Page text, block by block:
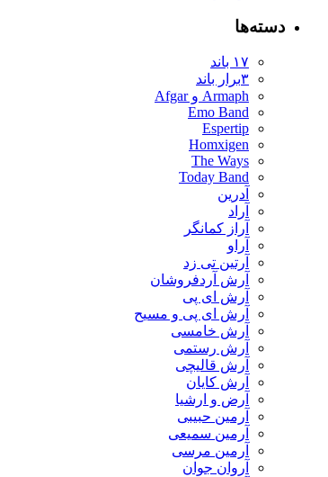
دسته‌ها
۱۷ باند
۳برار باند
Armaph و Afgar
Emo Band
Espertip
Homxigen
The Ways
Today Band
آدرین
آراد
آراز کمانگر
آراو
آرتین تی زد
آرش آردفروشان
آرش ای پی
آرش ای پی و مسیح
آرش خامسی
آرش رستمی
آرش قالیچی
آرش کایان
​آرض و ارشیا
آرمین حبیبی
آرمین سمیعی
آرمین مرسی
آروان جوان